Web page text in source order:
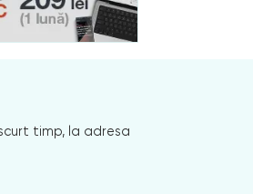
timp, la adresa